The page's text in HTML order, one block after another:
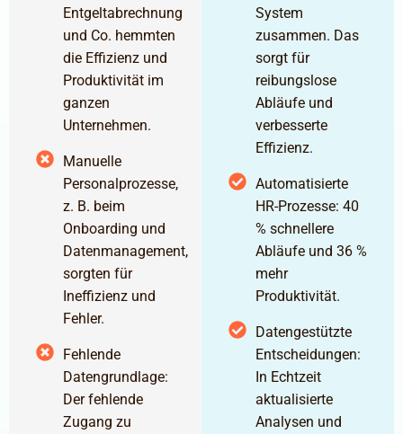
Entgeltabrechnung
und Co. hemmten
die Effizienz und
Produktivität im
ganzen
Unternehmen.
Manuelle
Personalprozesse,
z. B. beim
Onboarding und
Datenmanagement,
sorgten für
Ineffizienz und
Fehler.
Fehlende
Datengrundlage:
Der fehlende
Zugang zu
System
zusammen. Das
sorgt für
reibungslose
Abläufe und
verbesserte
Effizienz.
Automatisierte
HR-Prozesse: 40
% schnellere
Abläufe und 36 %
mehr
Produktivität.
Datengestützte
Entscheidungen:
In Echtzeit
aktualisierte
Analysen und